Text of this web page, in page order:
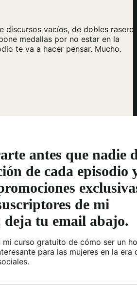
discursos vacíos, de dobles
medallas por no estar en la
te va a hacer pensar. Mucho.
antes que nadie
de cada episodio
de mi
deja tu email abajo.
mi curso gratuito de cómo ser un
para las mujeres en la era